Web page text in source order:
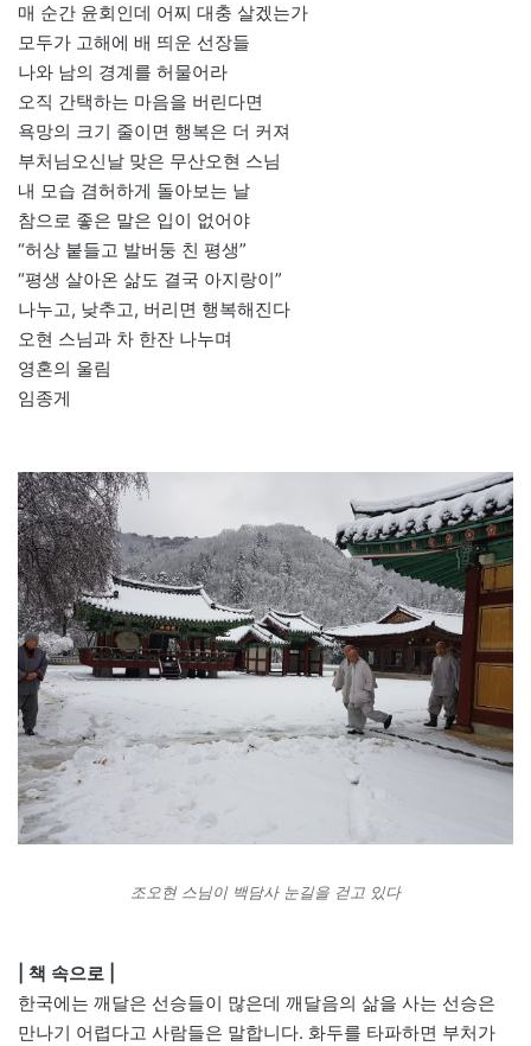
매 순간 윤회인데 어찌 대충 살겠는가
모두가 고해에 배 띄운 선장들
나와 남의 경계를 허물어라
오직 간택하는 마음을 버린다면
욕망의 크기 줄이면 행복은 더 커져
부처님오신날 맞은 무산오현 스님
내 모습 겸허하게 돌아보는 날
참으로 좋은 말은 입이 없어야
“허상 붙들고 발버둥 친 평생”
“평생 살아온 삶도 결국 아지랑이”
나누고, 낮추고, 버리면 행복해진다
오현 스님과 차 한잔 나누며
영혼의 울림
임종게
조오현 스님이 백담사 눈길을 걷고 있다
| 책 속으로 |
한국에는 깨달은 선승들이 많은데 깨달음의 삶을 사는 선승은
만나기 어렵다고 사람들은 말합니다. 화두를 타파하면 부처가